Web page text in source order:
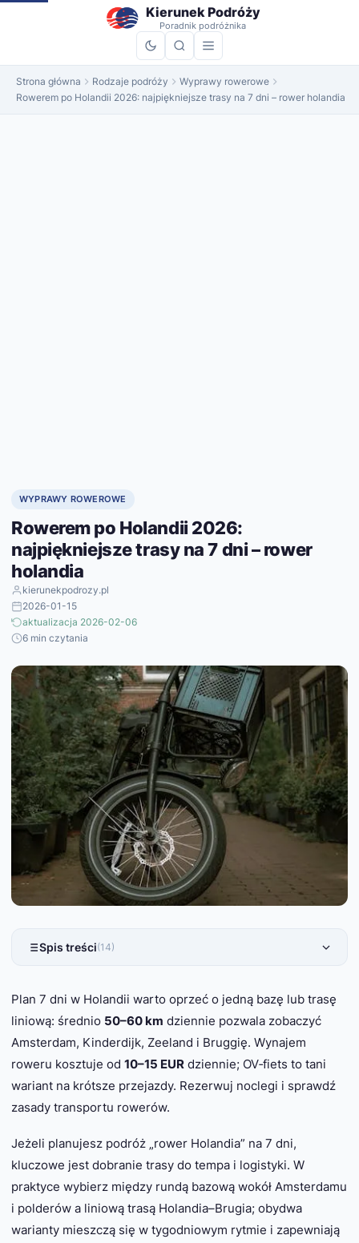
do
Kierunek Podróży
Poradnik podróżnika
Strona główna Rodzaje podróży
Wyprawy rowerowe
Rowerem po Holandii 2026: najpiękniejsze trasy na 7 dni – rower holandia
WYPRAWY ROWEROWE
Rowerem po Holandii 2026:
najpiękniejsze trasy na 7 dni – rower
holandia
kierunekpodrozy.pl
2026-01-15
aktualizacja 2026-02-06
6 min czytania
Spis treści(14)
Plan 7 dni w Holandii warto oprzeć o jedną bazę lub trasę
liniową: średnio 50–60 km dziennie pozwala zobaczyć
Amsterdam, Kinderdijk, Zeeland i Bruggię. Wynajem
roweru kosztuje od 10–15 EUR dziennie; OV‑fiets to tani
wariant na krótsze przejazdy. Rezerwuj noclegi i sprawdź
zasady transportu rowerów.
Jeżeli planujesz podróż „rower Holandia” na 7 dni,
kluczowe jest dobranie trasy do tempa i logistyki. W
praktyce wybierz między rundą bazową wokół Amsterdamu
i polderów a liniową trasą Holandia–Brugia; obydwa
warianty mieszczą się w tygodniowym rytmie i zapewniają